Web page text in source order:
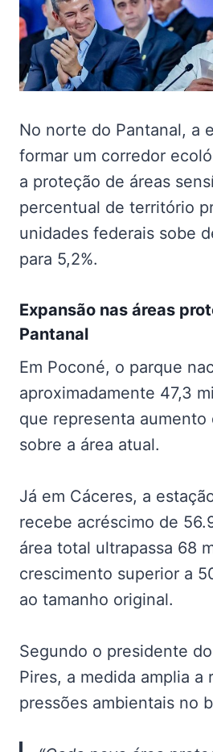
No norte do Pantanal, a
formar um corredor
a proteção de áreas
percentual de território
unidades federais sobe
para 5,2%.
Expansão nas áreas
Pantanal
Em Poconé, o parque
aproximadamente 47,3
que representa aumento
sobre a área atual.
Já em Cáceres, a
recebe acréscimo de
área total ultrapassa 68
crescimento superior a
ao tamanho original.
Segundo o presidente do
Pires, a medida amplia a
pressões ambientais no